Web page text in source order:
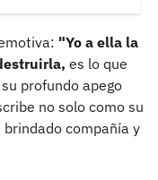
"Yo a ella la
es lo que
profundo apego
no solo como su
compañía y